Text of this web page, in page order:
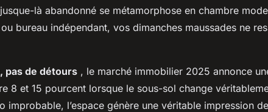
là abandonné se métamorphose en chambre
bureau indépendant, vos dimanches maussades ne
pas de détours , le marché immobilier 2025 annonce
8 et 15 pourcent lorsque le sous-sol change
improbable, l’espace génère une véritable impression